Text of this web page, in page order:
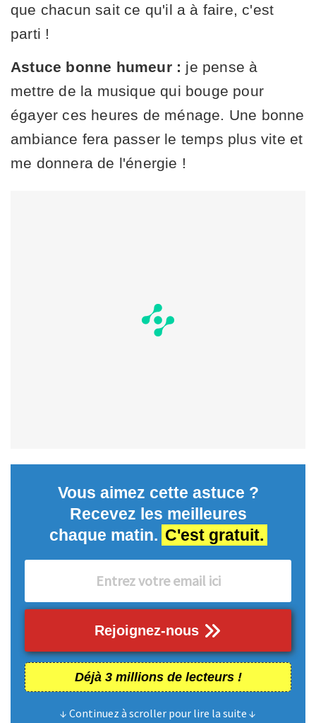
que chacun sait ce qu'il a à faire, c'est
parti !
Astuce bonne humeur : je pense à
mettre de la musique qui bouge pour
égayer ces heures de ménage. Une bonne
ambiance fera passer le temps plus vite et
me donnera de l'énergie !
Vous aimez cette astuce ?
Recevez les meilleures
chaque matin. C'est gratuit.
Rejoignez-nous
Déjà 3 millions de lecteurs !
↓ Continuez à scroller pour lire la suite ↓